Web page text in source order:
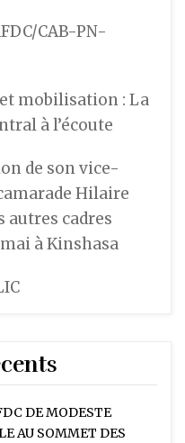
CAB-PN-
mobilisation : La
à l’écoute
de son vice-
Hilaire
autres cadres
à Kinshasa
DE MODESTE
AU SOMMET DES